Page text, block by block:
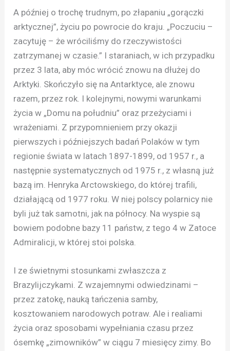
A później o trochę trudnym, po złapaniu „gorączki
arktycznej”, życiu po powrocie do kraju. „Poczuciu –
zacytuję – że wróciliśmy do rzeczywistości
zatrzymanej w czasie.” I staraniach, w ich przypadku
przez 3 lata, aby móc wrócić znowu na dłużej do
Arktyki. Skończyło się na Antarktyce, ale znowu
razem, przez rok. I kolejnymi, nowymi warunkami
życia w „Domu na południu” oraz przeżyciami i
wrażeniami. Z przypomnieniem przy okazji
pierwszych i późniejszych badań Polaków w tym
regionie świata w latach 1897-1899, od 1957 r., a
następnie systematycznych od 1975 r., z własną już
bazą im. Henryka Arctowskiego, do której trafili,
działającą od 1977 roku. W niej polscy polarnicy nie
byli już tak samotni, jak na północy. Na wyspie są
bowiem podobne bazy 11 państw, z tego 4 w Zatoce
Admiralicji, w której stoi polska.
I ze świetnymi stosunkami zwłaszcza z
Brazylijczykami. Z wzajemnymi odwiedzinami –
przez zatokę, nauką tańczenia samby,
kosztowaniem narodowych potraw. Ale i realiami
życia oraz sposobami wypełniania czasu przez
ósemkę „zimowników” w ciągu 7 miesięcy zimy. Bo